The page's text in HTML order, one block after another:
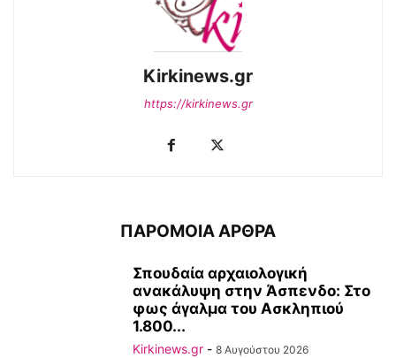
Kirkinews.gr
https://kirkinews.gr
ΠΑΡΟΜΟΙΑ ΑΡΘΡΑ
Σπουδαία αρχαιολογική
ανακάλυψη στην Άσπενδο: Στο
φως άγαλμα του Ασκληπιού
1.800...
Kirkinews.gr - 8 Αυγούστου 2026